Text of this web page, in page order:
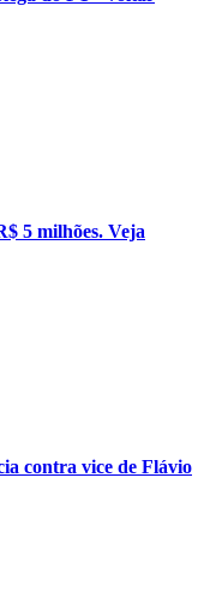
5 milhões. Veja
contra vice de Flávio